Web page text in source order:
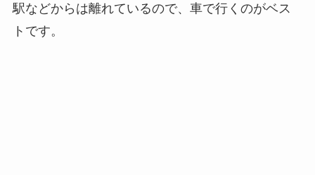
駅などからは離れているので、車で行くのがベス
トです。